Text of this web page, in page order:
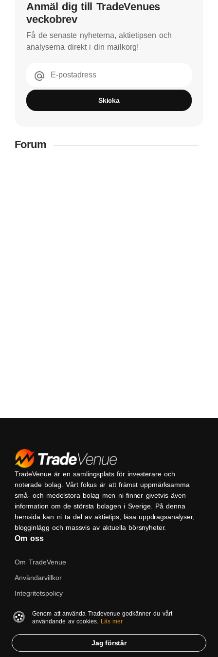
Anmäl dig till TradeVenues
veckobrev
Få de senaste nyheterna, aktietipsen och
analyserna direkt i din mailkorg!
E-postadress
Skicka
Forum
TradeVenue är en samlingsplats för investerare och
noterade bolag. Vårt fokus är att främst uppmärksamma
små- och medelstora bolag men ni finner givetvis även
information om de största bolagen i Sverige. På denna
hemsida kan ni ta del av aktietips, läsa uppdragsanalyser,
blogginlägg och massvis av aktuella börsnyheter.
Om oss
Om TradeVenue
Användarvillkor
Integritetspolicy
Native
🍪
Genom att använda Tradevenue godkänner du vårt
användande av cookies. Läs mer
Jag förstår